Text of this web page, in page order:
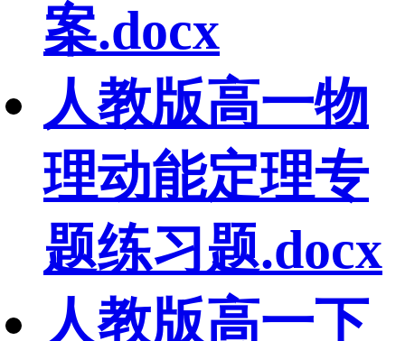
案.docx
人教版高一物
理动能定理专
题练习题.docx
人教版高一下